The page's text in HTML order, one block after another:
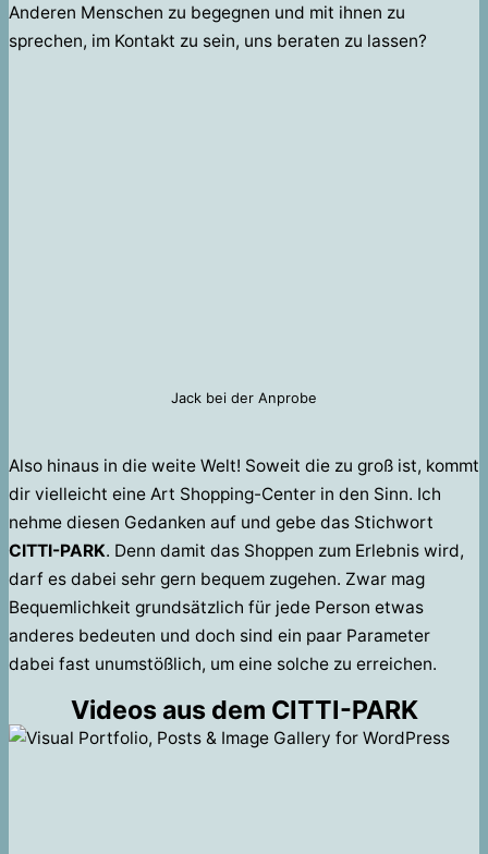
Anderen Menschen zu begegnen und mit ihnen zu
sprechen, im Kontakt zu sein, uns beraten zu lassen?
Jack bei der Anprobe
Also hinaus in die weite Welt! Soweit die zu groß ist, kommt
dir vielleicht eine Art Shopping-Center in den Sinn. Ich
nehme diesen Gedanken auf und gebe das Stichwort
CITTI-PARK. Denn damit das Shoppen zum Erlebnis wird,
darf es dabei sehr gern bequem zugehen. Zwar mag
Bequemlichkeit grundsätzlich für jede Person etwas
anderes bedeuten und doch sind ein paar Parameter
dabei fast unumstößlich, um eine solche zu erreichen.
Videos aus dem CITTI-PARK